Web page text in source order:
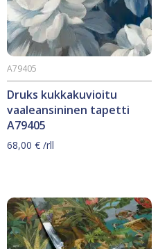
Druks kukkakuvioitu
vaaleansininen tapetti
A79405
A79405
68,00 € /rll